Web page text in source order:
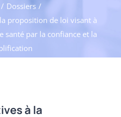
Dossiers
proposition de loi visant à
santé par la confiance et la
à la